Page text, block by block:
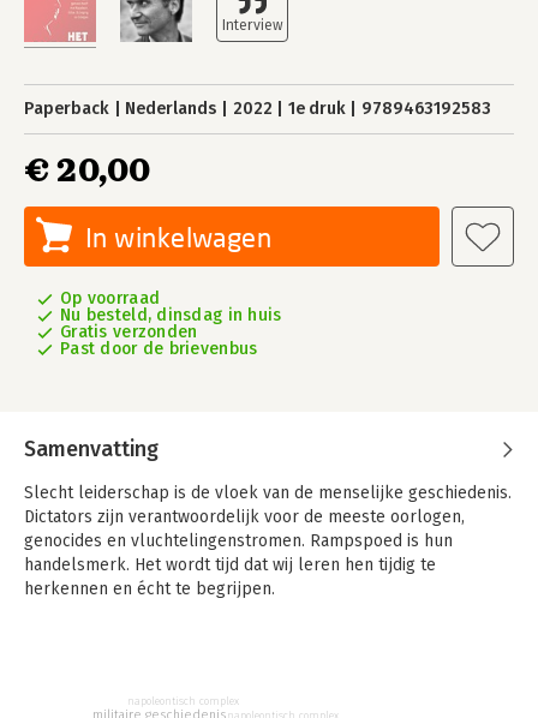
Paperback Nederlands 2022 1e druk 9789463192583
€ 20,00
In winkelwagen
Op voorraad
Nu besteld, dinsdag in huis
Gratis verzonden
Past door de brievenbus
Samenvatting
Slecht leiderschap is de vloek van de menselijke geschiedenis.
Dictators zijn verantwoordelijk voor de meeste oorlogen,
genocides en vluchtelingenstromen. Rampspoed is hun
handelsmerk. Het wordt tijd dat wij leren hen tijdig te
herkennen en écht te begrijpen.
kwaadaardig virus voortplant middels het rolmodel-effect.
napoleontisch complex
napoleontisch complex